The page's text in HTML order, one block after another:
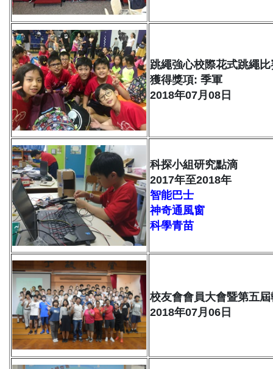
跳繩強心校際花式跳繩
獲得獎項: 季軍
2018年07月08日
科探小組研究點滴
2017年至2018年
智能巴士
神奇通風窗
科學青苗
校友會會員大會暨第五
2018年07月06日